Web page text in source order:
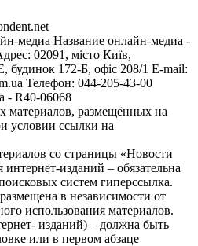
медиа Название онлайн-медиа -
02091, місто Київ,
172-Б, офіс 208/1 E-mail:
Телефон: 044-205-43-00
- R40-06068
материалов, размещённых на
условии ссылки на
со страницы «Новости
изданий – обязательна
систем гиперссылка.
в независимости от
использования материалов.
изданий) – должна быть
или в первом абзаце